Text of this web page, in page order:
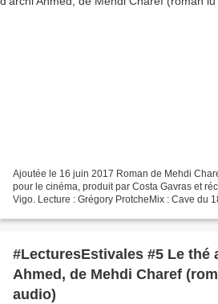
Ajoutée le 16 juin 2017 Roman de Mehdi
pour le cinéma, produit par Costa Gavras et
Vigo. Lecture : Grégory ProtcheMix : Cave du
#LecturesEstivales #5 Le thé
Ahmed, de Mehdi Charef
audio)